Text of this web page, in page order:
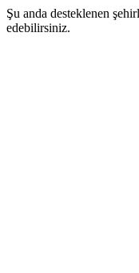
Şu anda desteklenen
edebilirsiniz.